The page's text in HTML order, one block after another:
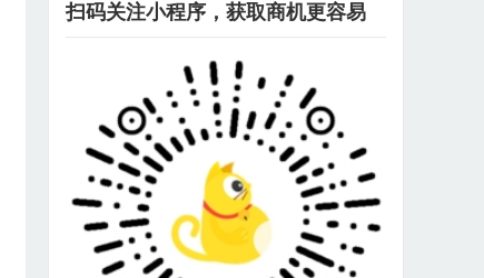
扫码关注小程序，获取商机更容易